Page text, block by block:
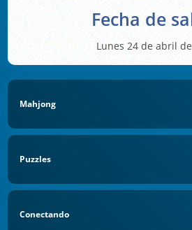
Fecha de
Lunes 24 de abril
Mahjong
Puzzles
Conectando